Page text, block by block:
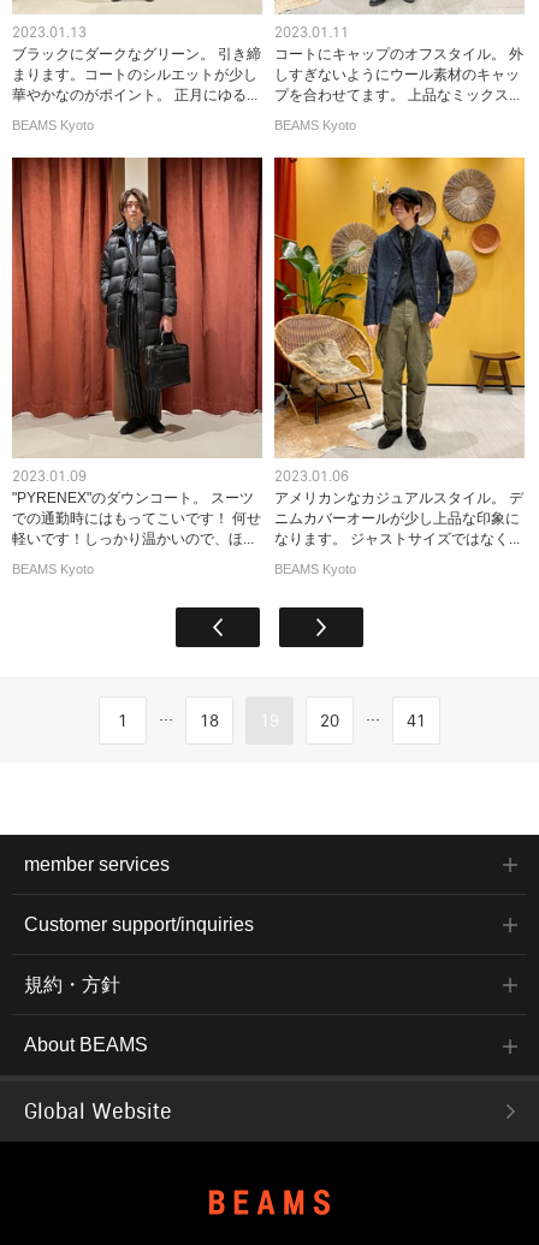
2023.01.13
ブラックにダークなグリーン。 引き締
まります。コートのシルエットが少し
華やかなのがポイント。 正月にゆる...
BEAMS Kyoto
2023.01.11
コートにキャップのオフスタイル。 外
しすぎないようにウール素材のキャッ
プを合わせてます。 上品なミックス...
BEAMS Kyoto
2023.01.09
"PYRENEX"のダウンコート。 スーツ
での通勤時にはもってこいです！ 何せ
軽いです！しっかり温かいので、ほ...
BEAMS Kyoto
2023.01.06
アメリカンなカジュアルスタイル。 デ
ニムカバーオールが少し上品な印象に
なります。 ジャストサイズではなく...
BEAMS Kyoto
1 ... 18 19 20 ... 41
member services
Customer support/inquiries
規約・方針
About BEAMS
Global Website